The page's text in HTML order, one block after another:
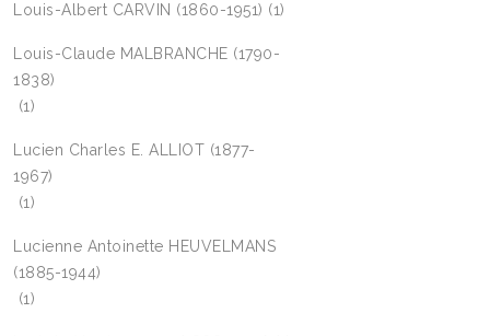
Louis-Albert CARVIN (1860-1951) (1)
Louis-Claude MALBRANCHE (1790-
1838)
(1)
Lucien Charles E. ALLIOT (1877-
1967)
(1)
Lucienne Antoinette HEUVELMANS
(1885-1944)
(1)